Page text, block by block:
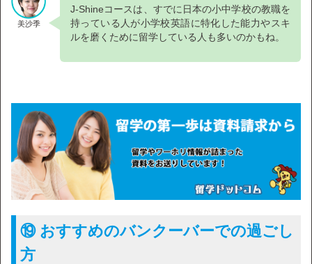
美沙季
J-Shineコースは、すでに日本の小中学校の教職を
持っている人が小学校英語に特化した能力やスキ
ルを磨くために留学している人も多いのかもね。
⑲ おすすめのバンクーバーでの過ごし
方